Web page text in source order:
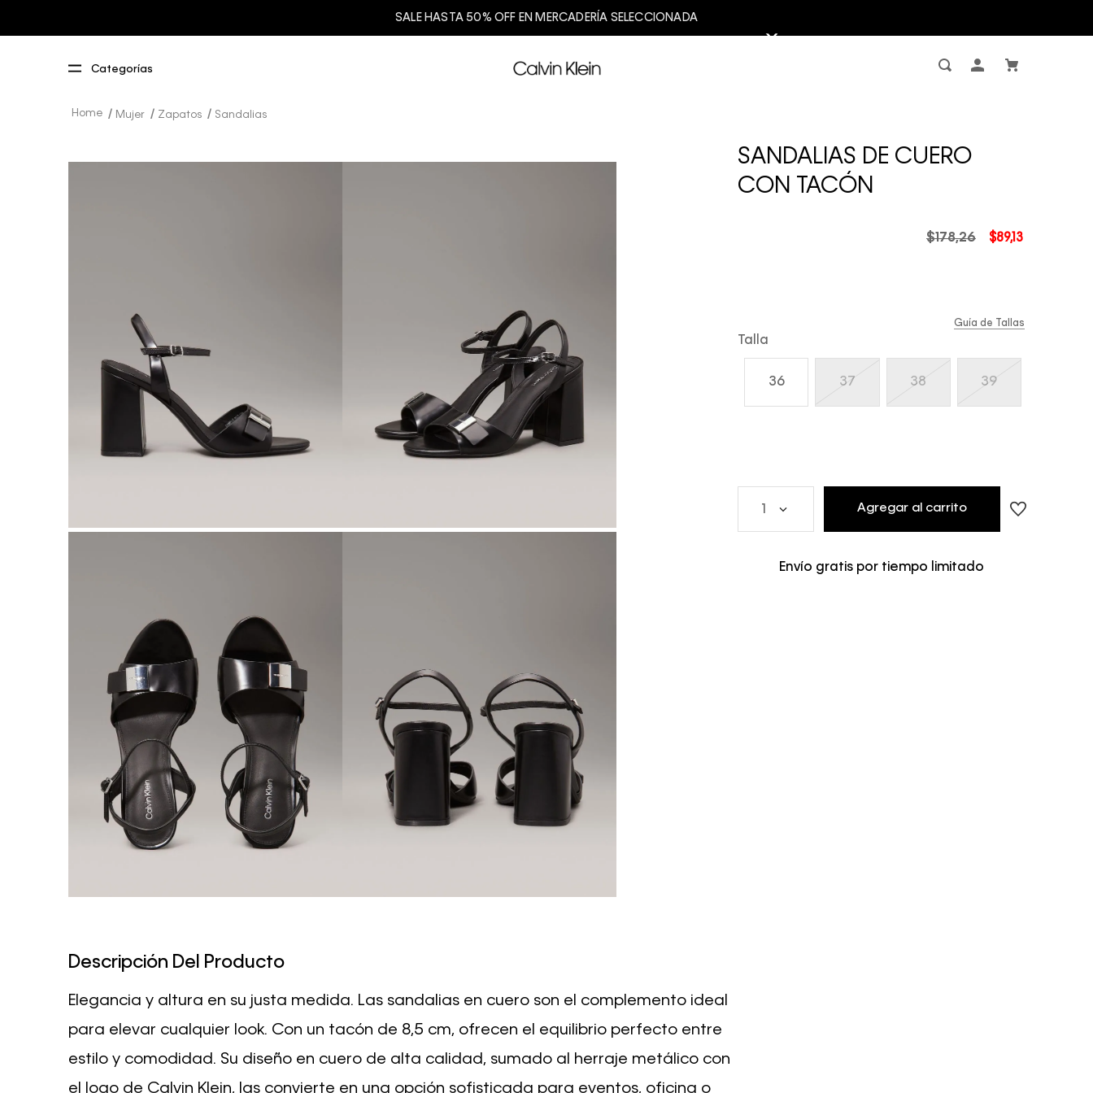
SALE HASTA 50% OFF EN MERCADERÍA SELECCIONADA
Mujer Zapatos Sandalias
SANDALIAS DE CUERO
CON TACÓN
$89,13
$178,26
Talla
36 37 38 39
Guía de Tallas
Agregar al carrito
Envío gratis por tiempo limitado
Descripción Del Producto
Elegancia y altura en su justa medida. Las sandalias en cuero son el complemento ideal
para elevar cualquier look. Con un tacón de 8,5 cm, ofrecen el equilibrio perfecto entre
estilo y comodidad. Su diseño en cuero de alta calidad, sumado al herraje metálico con
el logo de Calvin Klein, las convierte en una opción sofisticada para eventos, oficina o